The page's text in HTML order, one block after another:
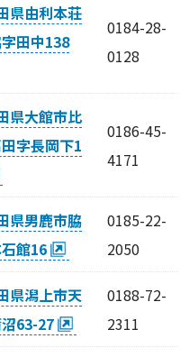
県由利本荘
田中138
0184-28-
0128
県大館市比
字長岡下1
0186-45-
4171
県男鹿市脇
館16
0185-22-
2050
県潟上市天
63-27
0188-72-
2311